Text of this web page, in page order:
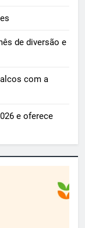
de diversão e
com a
e oferece